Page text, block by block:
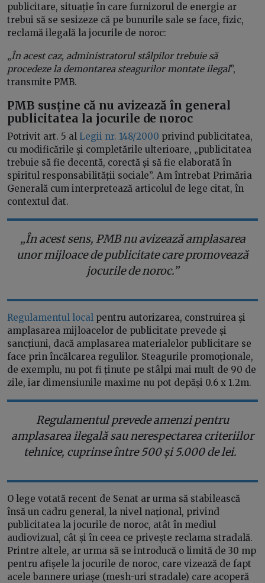
publicitare, situație în care furnizorul de energie ar
trebui să se sesizeze că pe bunurile sale se face, fizic,
reclamă ilegală la jocurile de noroc:
„În acest caz, administratorul stâlpilor trebuie să
procedeze la demontarea steagurilor montate ilegal”,
transmite PMB.
PMB susține că nu avizează în general
publicitatea la jocurile de noroc
Potrivit art. 5 al Legii nr. 148/2000 privind publicitatea,
cu modificările şi completările ulterioare, „publicitatea
trebuie să fie decentă, corectă și să fie elaborată în
spiritul responsabilității sociale”. Am întrebat Primăria
Generală cum interpretează articolul de lege citat, în
contextul dat.
„În acest sens, PMB nu avizează amplasarea
unor mijloace de publicitate care promovează
jocurile de noroc.”
Regulamentul local pentru autorizarea, construirea şi
amplasarea mijloacelor de publicitate prevede și
sancțiuni, dacă amplasarea materialelor publicitare se
face prin încălcarea regulilor. Steagurile promoționale,
de exemplu, nu pot fi ținute pe stâlpi mai mult de 90 de
zile, iar dimensiunile maxime nu pot depăși 0.6 x 1.2m.
Regulamentul prevede amenzi pentru
amplasarea ilegală sau nerespectarea criteriilor
tehnice, cuprinse între 500 și 5.000 de lei.
O lege votată recent de Senat ar urma să stabilească
însă un cadru general, la nivel național, privind
publicitatea la jocurile de noroc, atât în mediul
audiovizual, cât și în ceea ce privește reclama stradală.
Printre altele, ar urma să se introducă o limită de 30 mp
pentru afișele la jocurile de noroc, care vizează de fapt
acele bannere uriașe (mesh-uri stradale) care acoperă